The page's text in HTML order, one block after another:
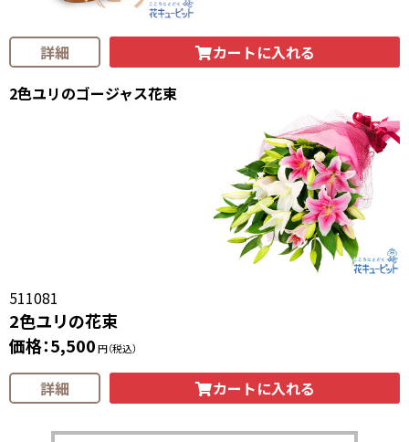
詳細
カートに入れる
2色ユリのゴージャス花束
511081
2色ユリの花束
価格：5,500円（税込）
詳細 カートに入れる